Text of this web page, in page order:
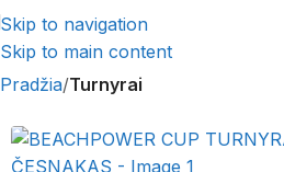
Skip to navigation
Skip to main content
Pradžia Turnyrai